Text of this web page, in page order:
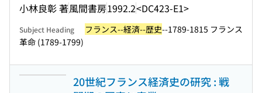
小林良彰 著風間書房1992.2<DC423-E1>
Subject Heading フランス--経済--歴史--1789-1815 フランス
革命 (1789-1799)
20世紀フランス経済史の研究 : 戦